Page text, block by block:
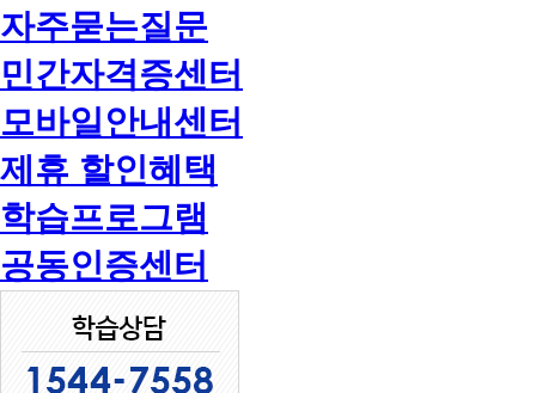
자주묻는질문
민간자격증센터
모바일안내센터
제휴 할인혜택
학습프로그램
공동인증센터